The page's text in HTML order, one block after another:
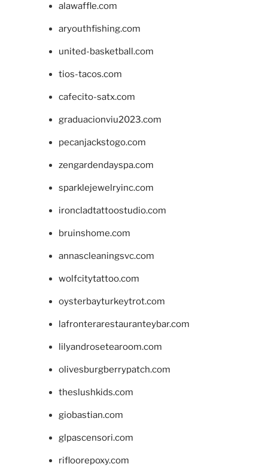
alawaffle.com
aryouthfishing.com
united-basketball.com
tios-tacos.com
cafecito-satx.com
graduacionviu2023.com
pecanjackstogo.com
zengardendayspa.com
sparklejewelryinc.com
ironcladtattoostudio.com
bruinshome.com
annascleaningsvc.com
wolfcitytattoo.com
oysterbayturkeytrot.com
lafronterarestauranteybar.com
lilyandrosetearoom.com
olivesburgberrypatch.com
theslushkids.com
giobastian.com
glpascensori.com
rifloorepoxy.com